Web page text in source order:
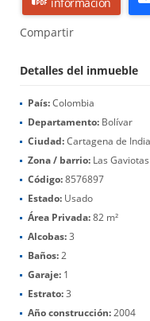
Compartir
Detalles del inmueble
País:Colombia
Departamento: Bolívar
Ciudad:Cartagena de
Zona / barrio: Las Gaviotas
Código:8576897
Estado: Usado
Área Privada:82 m²
Alcobas:3
Baños:2
Garaje: 1
Estrato:3
Año construcción:2004